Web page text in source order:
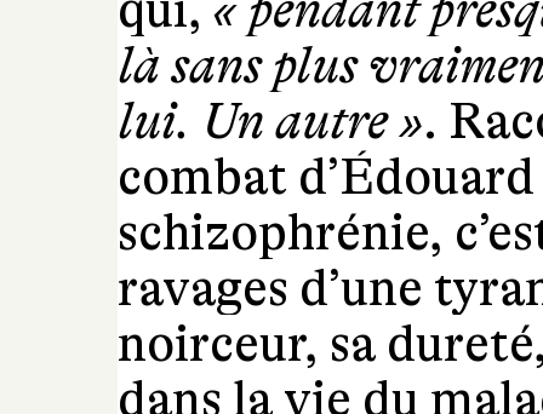
là sans plus
lui. Un autre ».
combat
schizophrénie,
ravages d’une
noirceur, sa
dans la vie du